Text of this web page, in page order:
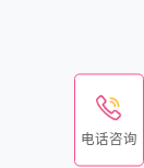
电话咨询